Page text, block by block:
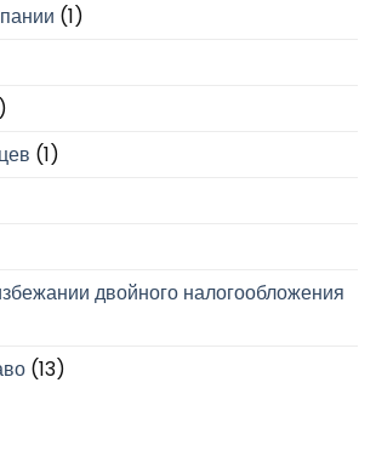
(1)
(1)
двойного налогообложения
(13)